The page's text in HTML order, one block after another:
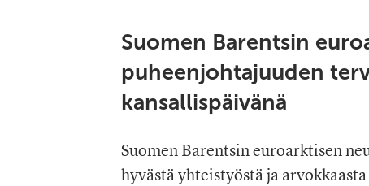
Suomen Barentsin
puheenjohtajuuden
kansallispäivänä
Suomen Barentsin euroarktisen
hyvästä yhteistyöstä ja